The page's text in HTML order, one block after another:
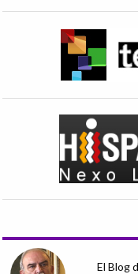
El Blog